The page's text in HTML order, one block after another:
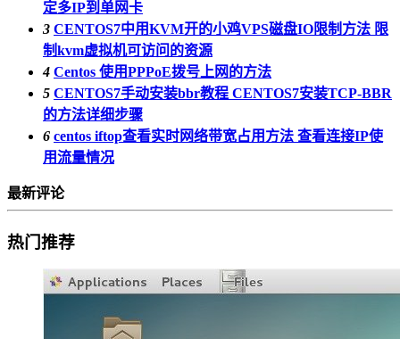
定多IP到单网卡
3 CENTOS7中用KVM开的小鸡VPS磁盘IO限制方法 限
制kvm虚拟机可访问的资源
4 Centos 使用PPPoE拨号上网的方法
5 CENTOS7手动安装bbr教程 CENTOS7安装TCP-BBR
的方法详细步骤
6 centos iftop查看实时网络带宽占用方法 查看连接IP使
用流量情况
最新评论
热门推荐